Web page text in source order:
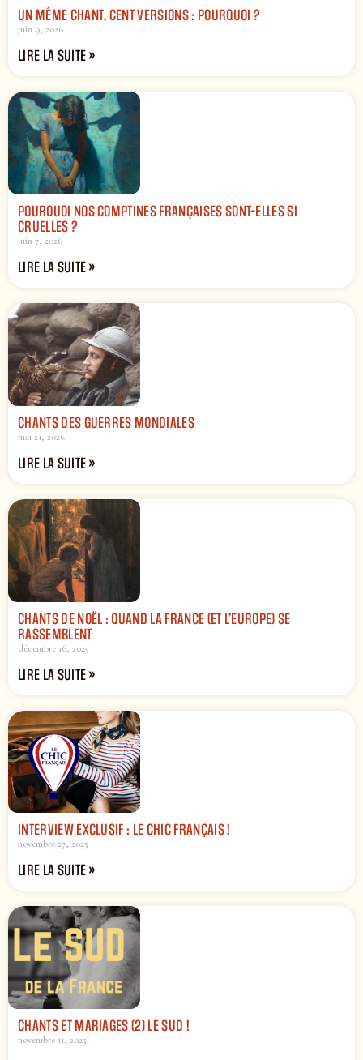
UN MÊME CHANT, CENT VERSIONS : POURQUOI ?
juin 9, 2026
LIRE LA SUITE »
POURQUOI NOS COMPTINES FRANÇAISES SONT-ELLES SI
CRUELLES ?
juin 7, 2026
LIRE LA SUITE »
CHANTS DES GUERRES MONDIALES
mai 21, 2026
LIRE LA SUITE »
CHANTS DE NOËL : QUAND LA FRANCE (ET L’EUROPE) SE
RASSEMBLENT
décembre 16, 2025
LIRE LA SUITE »
INTERVIEW EXCLUSIF : LE CHIC FRANÇAIS !
novembre 27, 2025
LIRE LA SUITE »
CHANTS ET MARIAGES (2) LE SUD !
novembre 11, 2025